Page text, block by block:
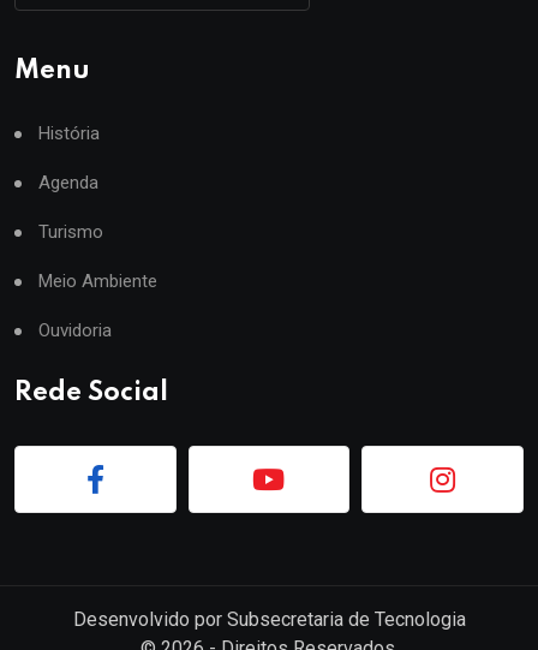
Menu
História
Agenda
Turismo
Meio Ambiente
Ouvidoria
Rede Social
Desenvolvido por Subsecretaria de Tecnologia